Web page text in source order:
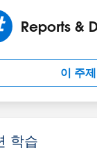
Reports &
이 주
학습